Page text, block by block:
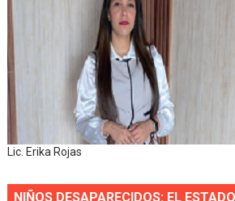
Lic. Erika Rojas
NIÑOS DESAPARECIDOS: EL